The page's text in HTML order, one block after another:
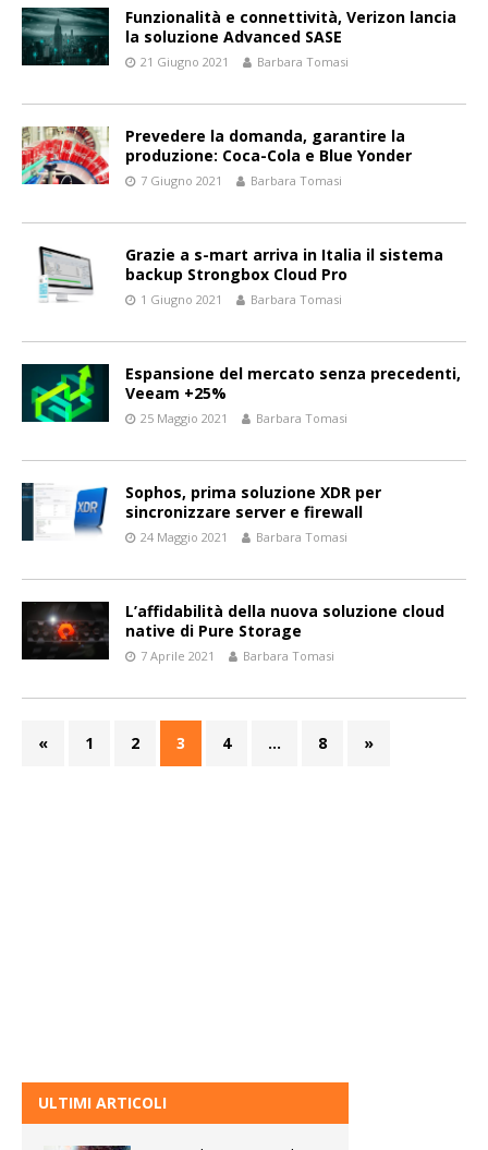
Funzionalità e connettività, Verizon lancia
la soluzione Advanced SASE
21 Giugno 2021 Barbara Tomasi
Prevedere la domanda, garantire la
produzione: Coca-Cola e Blue Yonder
7 Giugno 2021 Barbara Tomasi
Grazie a s-mart arriva in Italia il sistema
backup Strongbox Cloud Pro
1 Giugno 2021 Barbara Tomasi
Espansione del mercato senza precedenti,
Veeam +25%
25 Maggio 2021 Barbara Tomasi
Sophos, prima soluzione XDR per
sincronizzare server e firewall
24 Maggio 2021 Barbara Tomasi
L’affidabilità della nuova soluzione cloud
native di Pure Storage
7 Aprile 2021 Barbara Tomasi
« 1 2 3 4 … 8 »
ULTIMI ARTICOLI